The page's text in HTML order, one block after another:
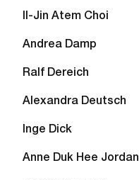
Il-Jin Atem Choi
Andrea Damp
Ralf Dereich
Alexandra Deutsch
Inge Dick
Anne Duk Hee Jordan